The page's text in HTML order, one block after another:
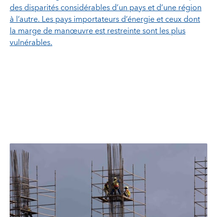
des disparités considérables d’un pays et d’une région
à l’autre. Les pays importateurs d’énergie et ceux dont
la marge de manœuvre est restreinte sont les plus
vulnérables.